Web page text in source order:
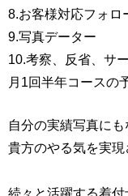
8.お客様対応フォロ
9.写真データー
10.考察、反省、サ
月1回半年コースの
自分の実績写真にも
貴方のやる気を実